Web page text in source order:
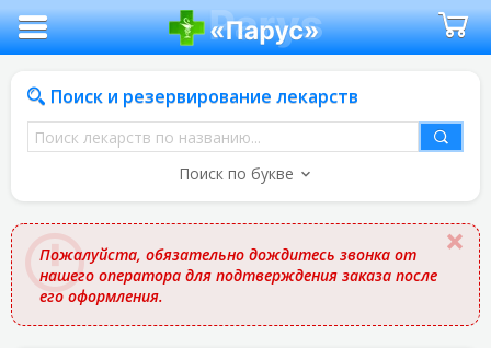
Поиск и резервирование лекарств
Поиск
лекарств
названию
Поиск по букве
Пожалуйста, обязательно дождитесь звонка от
нашего оператора для подтверждения заказа после
его оформления.